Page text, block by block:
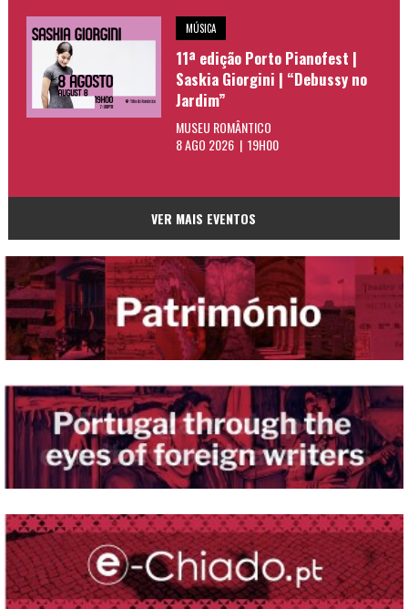
MÚSICA
11ª edição Porto Pianofest |
Saskia Giorgini | “Debussy no
Jardim”
MUSEU ROMÂNTICO
8 AGO 2026 | 19H00
VER MAIS EVENTOS